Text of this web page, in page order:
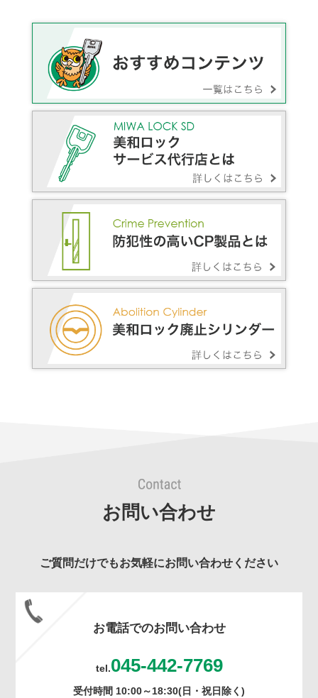
お問い合わせ
ご質問だけでもお気軽にお問い合わせください
お電話でのお問い合わせ
tel.045-442-7769
受付時間 10:00～18:30(日・祝日除く)